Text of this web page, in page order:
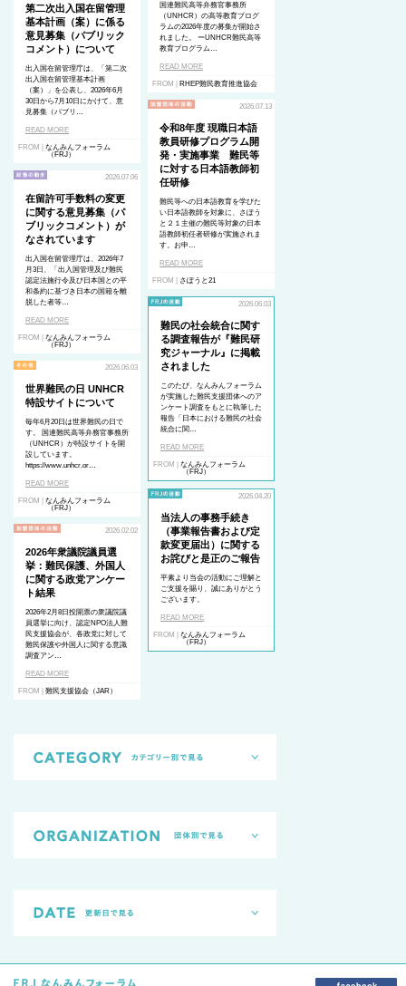
国連難民高等弁務官事務所
（UNHCR）の高等教育プログ
ラムの2026年度の募集が開始さ
れました。 ーUNHCR難民高等
教育プログラム…
READ MORE
FROM | RHEP難民教育推進協会
第二次出入国在留管理
基本計画（案）に係る
意見募集（パブリック
コメント）について
出入国在留管理庁は、「第二次
出入国在留管理基本計画
（案）」を公表し、2026年6月
30日から7月10日にかけて、意
見募集（パブリ…
READ MORE
FROM | なんみんフォーラム
（FRJ）
2026.07.13
令和8年度 現職日本語
教員研修プログラム開
発・実施事業 難民等
に対する日本語教師初
任研修
難民等への日本語教育を学びた
い日本語教師を対象に、さぽう
と２１主催の難民等対象の日本
語教師初任者研修が実施されま
す。お申…
READ MORE
FROM | さぽうと21
2026.07.06
在留許可手数料の変更
に関する意見募集（パ
ブリックコメント）が
なされています
出入国在留管理庁は、2026年7
月3日、「出入国管理及び難民
認定法施行令及び日本国との平
和条約に基づき日本の国籍を離
脱した者等…
READ MORE
FROM | なんみんフォーラム
（FRJ）
2026.06.03
難民の社会統合に関す
る調査報告が『難民研
究ジャーナル』に掲載
されました
このたび、なんみんフォーラム
が実施した難民支援団体へのア
ンケート調査をもとに執筆した
報告「日本における難民の社会
統合に関…
READ MORE
FROM | なんみんフォーラム
（FRJ）
2026.06.03
世界難民の日 UNHCR
特設サイトについて
毎年6月20日は世界難民の日で
す。 国連難民高等弁務官事務所
（UNHCR）が特設サイトを開
設しています。
https://www.unhcr.or…
READ MORE
FROM | なんみんフォーラム
（FRJ）
2026.04.20
当法人の事務手続き
（事業報告書および定
款変更届出）に関する
お詫びと是正のご報告
平素より当会の活動にご理解と
ご支援を賜り、誠にありがとう
ございます。
READ MORE
FROM | なんみんフォーラム
（FRJ）
2026.02.02
2026年衆議院議員選
挙：難民保護、外国人
に関する政党アンケー
ト結果
2026年2月8日投開票の衆議院議
員選挙に向け、認定NPO法人難
民支援協会が、各政党に対して
難民保護や外国人に関する意識
調査アン…
READ MORE
FROM | 難民支援協会（JAR）